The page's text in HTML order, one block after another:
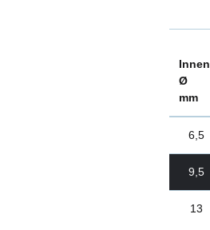
Ø
mm
6,5
9,5
13